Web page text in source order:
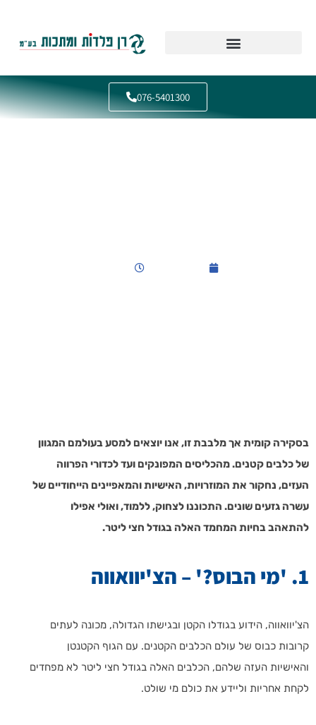
076-5401300
בסקירה קומית אך מלבבת זו, אנו יוצאים למסע בעולמם המגוון
של כלבים קטנים. מהכליסים המפונקים ועד לכדורי הפרווה
העזים, נחקור את המוזרויות, האישיות והמאפיינים הייחודיים של
עשרה גזעים שונים. התכוננו לצחוק, ללמוד, ואולי אפילו
להתאהב בחיות המחמד האלה בגודל חצי ליטר.
1. 'מי הבוס?' – הצ'יוואווה
הצ'יוואווה, הידוע בגודלו הקטן ובגישתו הגדולה, מכונה לעתים
קרובות כבוס של עולם הכלבים הקטנים. עם הגוף הקטנטן
והאישיות העזה שלהם, הכלבים האלה בגודל חצי ליטר לא מפחדים
לקחת אחריות וליידע את כולם מי שולט.